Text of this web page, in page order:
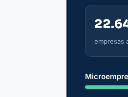
empresas